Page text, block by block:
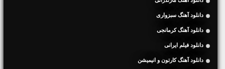
دانلود آهنگ سبزواری
دانلود آهنگ کرمانجی
دانلود فیلم ایرانی
دانلود آهنگ کارتون و انیمیشن